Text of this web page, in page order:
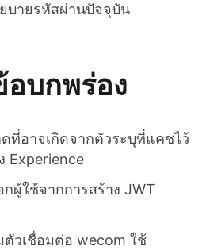
บายรหัสผ่านปัจจุบัน
บกพร่อง
ที่อาจเกิดจากตัวระบุที่แคชไว้
Experience
ผู้ใช้จากการสร้าง JWT
วเชื่อมต่อ wecom ใช้